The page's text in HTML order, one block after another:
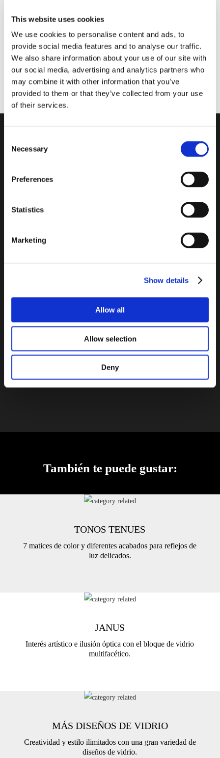
This website uses cookies
We use cookies to personalise content and ads, to
provide social media features and to analyse our traffic.
We also share information about your use of our site with
our social media, advertising and analytics partners who
may combine it with other information that you’ve
provided to them or that they’ve collected from your use
of their services.
Selection
Necessary
Preferences
Statistics
Marketing
Show details
Allow all
Allow selection
Deny
warmth, and originality are the
cuenten con flexibilidad y versatilidad mayores en las
Llenos de personalidad, los bloques de vidrio Basic Imperial
son perfectos para proyectos especiales en los que el carácter, la
calidez y la originalidad son los principales atractivos.
Ver Todos
También te puede gustar:
TONOS TENUES
7 matices de color y diferentes acabados para reflejos de
luz delicados.
JANUS
Interés artístico e ilusión óptica con el bloque de vidrio
multifacético.
MÁS DISEÑOS DE VIDRIO
Creatividad y estilo ilimitados con una gran variedad de
diseños de vidrio.